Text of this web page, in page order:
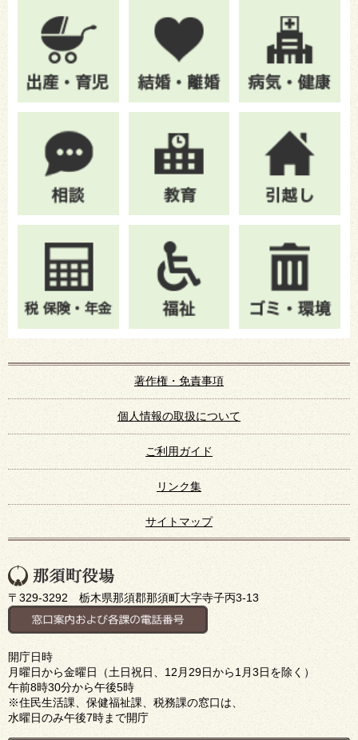
著作権・免責事項
個人情報の取扱について
ご利用ガイド
リンク集
サイトマップ
〒329-3292 栃木県那須郡那須町大字寺子丙3-13
開庁日時
月曜日から金曜日（土日祝日、12月29日から1月3日を除く）
午前8時30分から午後5時
※住民生活課、保健福祉課、税務課の窓口は、
水曜日のみ午後7時まで開庁